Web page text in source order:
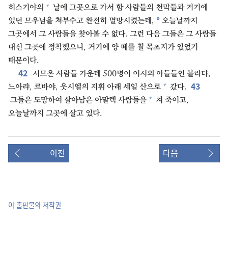
히스기야의 + 날에 그곳으로 가서 함 사람들의 천막들과 거기에
있던 므우님을 쳐부수고 완전히 멸망시켰는데, * 오늘날까지
그곳에서 그 사람들을 찾아볼 수 없다. 그런 다음 그들은 그 사람들
대신 그곳에 정착했으니, 거기에 양 떼를 칠 목초지가 있었기
때문이다.
42 시므온 사람들 가운데 500명이 이시의 아들들인 블라댜,
느아랴, 르바야, 웃시엘의 지휘 아래 세일 산으로 + 갔다. 43
그들은 도망하여 살아남은 아말렉 사람들을 + 쳐 죽이고,
오늘날까지 그곳에 살고 있다.
이전 다음
이 출판물의 저작권